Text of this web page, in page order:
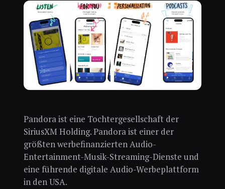
Pandora ist eine Tochtergesellschaft der
SiriusXM Holding. Pandora ist einer der
größten werbefinanzierten Audio-
Entertainment-Musik-Streaming-Dienste und
eine führende digitale Audio-Werbeplattform
in den USA.